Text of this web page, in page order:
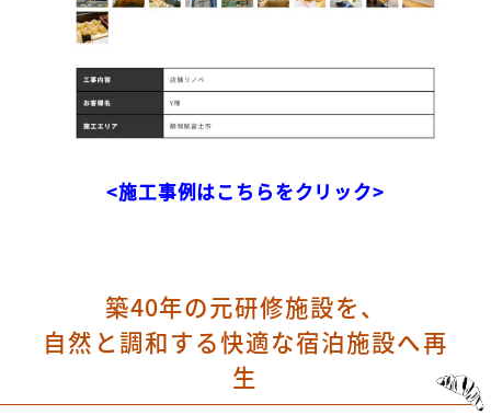
<施工事例はこちらをクリック>
築40年の元研修施設を、
自然と調和する快適な宿泊施設へ再
生